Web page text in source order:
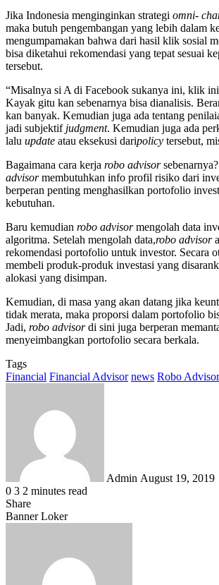
Jika Indonesia menginginkan strategi omni-
maka butuh pengembangan yang lebih dalam
mengumpamakan bahwa dari hasil klik sosial
bisa diketahui rekomendasi yang tepat sesuai
tersebut.
“Misalnya si A di Facebook sukanya ini, klik
Kayak gitu kan sebenarnya bisa dianalisis.
kan banyak. Kemudian juga ada tentang
jadi subjektif judgment. Kemudian juga ada
lalu update atau eksekusi daripolicy tersebut,
Bagaimana cara kerja robo advisor
advisormembutuhkan info profil risiko dari
berperan penting menghasilkan portofolio
kebutuhan.
Baru kemudian robo advisormengolah data
algoritma. Setelah mengolah data,robo advisor
rekomendasi portofolio untuk investor. Secara
membeli produk-produk investasi yang
alokasi yang disimpan.
Kemudian, di masa yang akan datang jika
tidak merata, maka proporsi dalam portofolio
Jadi, robo advisordi sini juga berperan
menyeimbangkan portofolio secara berkala.
Tags
Financial Financial Advisor news Robo Advisor
Admin August 19, 2019
0 3 2 minutes read
Share
Facebook
X
LinkedIn
WhatsApp
Share
Banner Loker